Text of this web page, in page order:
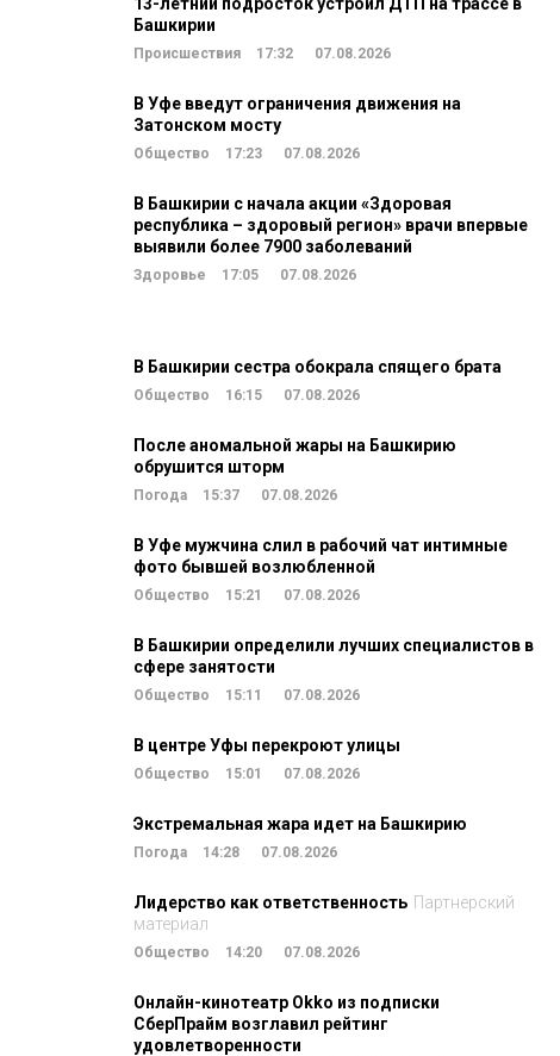
Башкирии
Происшествия 17:32 07.08.2026
В Уфе введут ограничения движения на
Затонском мосту
Общество 17:23 07.08.2026
В Башкирии с начала акции «Здоровая
республика – здоровый регион» врачи впервые
выявили более 7900 заболеваний
Здоровье 17:05 07.08.2026
В Башкирии сестра обокрала спящего брата
Общество 16:15 07.08.2026
После аномальной жары на Башкирию
обрушится шторм
Погода 15:37 07.08.2026
В Уфе мужчина слил в рабочий чат интимные
фото бывшей возлюбленной
Общество 15:21 07.08.2026
В Башкирии определили лучших специалистов в
сфере занятости
Общество 15:11 07.08.2026
В центре Уфы перекроют улицы
Общество 15:01 07.08.2026
Экстремальная жара идет на Башкирию
Погода 14:28 07.08.2026
Лидерство как ответственность Партнерский
материал
Общество 14:20 07.08.2026
Онлайн-кинотеатр Okko из подписки
СберПрайм возглавил рейтинг
удовлетворенности